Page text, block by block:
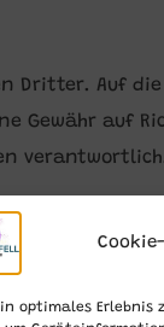
optimales Erlebnis
Dritter. Auf
Gewähr auf
auf
die